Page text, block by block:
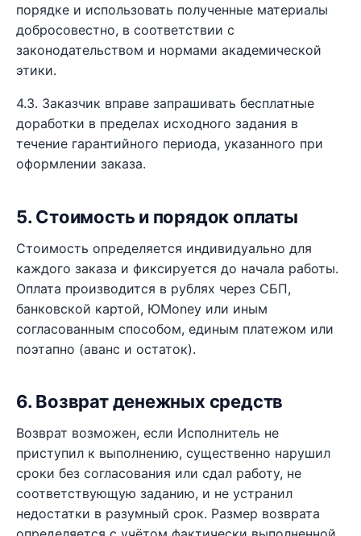
порядке и использовать полученные материалы
добросовестно, в соответствии с
законодательством и нормами академической
этики.
4.3. Заказчик вправе запрашивать бесплатные
доработки в пределах исходного задания в
течение гарантийного периода, указанного при
оформлении заказа.
5. Стоимость и порядок оплаты
Стоимость определяется индивидуально для
каждого заказа и фиксируется до начала работы.
Оплата производится в рублях через СБП,
банковской картой, ЮMoney или иным
согласованным способом, единым платежом или
поэтапно (аванс и остаток).
6. Возврат денежных средств
Возврат возможен, если Исполнитель не
приступил к выполнению, существенно нарушил
сроки без согласования или сдал работу, не
соответствующую заданию, и не устранил
недостатки в разумный срок. Размер возврата